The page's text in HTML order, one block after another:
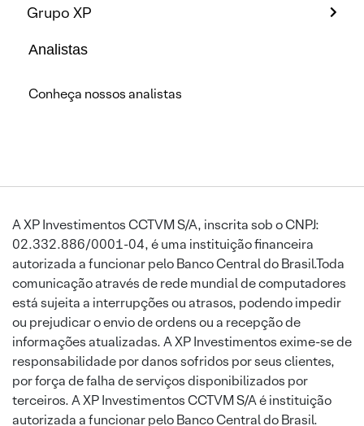
Grupo XP
Analistas
Conheça nossos analistas
A XP Investimentos CCTVM S/A, inscrita sob o CNPJ:
02.332.886/0001-04, é uma instituição financeira
autorizada a funcionar pelo Banco Central do Brasil.Toda
comunicação através de rede mundial de computadores
está sujeita a interrupções ou atrasos, podendo impedir
ou prejudicar o envio de ordens ou a recepção de
informações atualizadas. A XP Investimentos exime-se de
responsabilidade por danos sofridos por seus clientes,
por força de falha de serviços disponibilizados por
terceiros. A XP Investimentos CCTVM S/A é instituição
autorizada a funcionar pelo Banco Central do Brasil.